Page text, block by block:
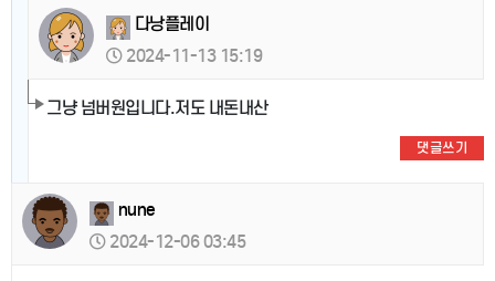
다낭플레이
2024-11-13 15:19
그냥 넘버원입니다.저도 내돈내산
댓글쓰기
nune
2024-12-06 03:45